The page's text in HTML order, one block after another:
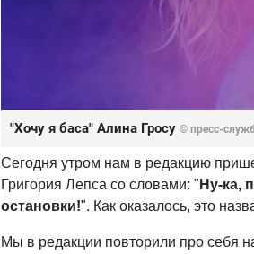
"Хочу я баса" Алина Гросу © пресс-
Сегодня утром нам в редакцию
Григория Лепса со словами: " Ну-ка,
остановки!". Как оказалось, это
Мы в редакции повторили про себя